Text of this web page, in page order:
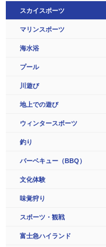
スカイスポーツ
マリンスポーツ
海水浴
プール
川遊び
地上での遊び
ウィンタースポーツ
釣り
バーベキュー（BBQ）
文化体験
味覚狩り
スポーツ・観戦
富士急ハイランド